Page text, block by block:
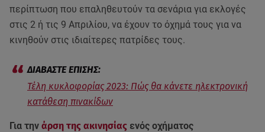
περίπτωση που επαληθευτούν τα σενάρια για εκλογές
στις 2 ή τις 9 Απριλίου, να έχουν το όχημά τους για να
κινηθούν στις ιδιαίτερες πατρίδες τους.
Τέλη κυκλοφορίας 2023: Πώς θα κάνετε ηλεκτρονική
κατάθεση πινακίδων
Για την άρση της ακινησίας ενός οχήματος